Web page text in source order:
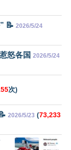
📝 2026/5/24
怒各国 2026/5/24
次)
2026/5/23 (73,233